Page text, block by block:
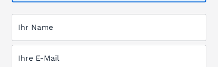
Ihr Name
Ihre E-Mail